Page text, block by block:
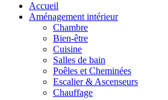
Accueil
Aménagement intérieur
Chambre
Bien-être
Cuisine
Salles de bain
Poêles et Cheminées
Escalier & Ascenseurs
Chauffage